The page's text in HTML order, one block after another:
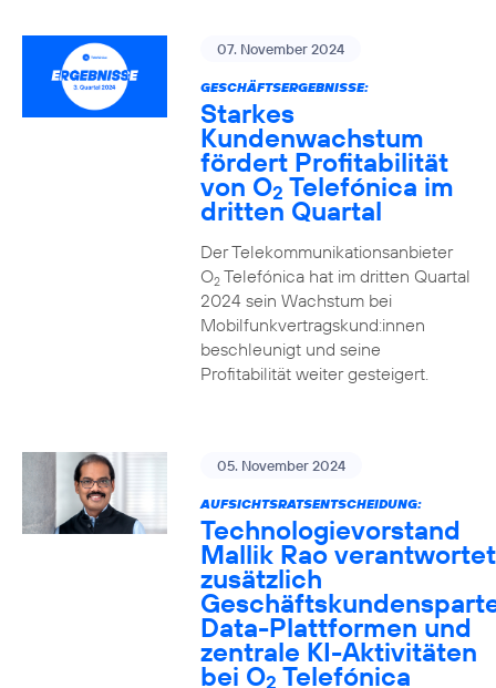
07. November 2024
GESCHÄFTSERGEBNISSE:
Starkes
Kundenwachstum
fördert Profitabilität
von O2 Telefónica im
dritten Quartal
Der Telekommunikationsanbieter
O2Telefónica hat im dritten Quartal
2024 sein Wachstum bei
Mobilfunkvertragskund:innen
beschleunigt und seine
Profitabilität weiter gesteigert.
05. November 2024
AUFSICHTSRATSENTSCHEIDUNG:
Technologievorstand
Mallik Rao verantwortet
zusätzlich
Data-Plattformen und
zentrale KI-Aktivitäten
bei O2 Telefónica